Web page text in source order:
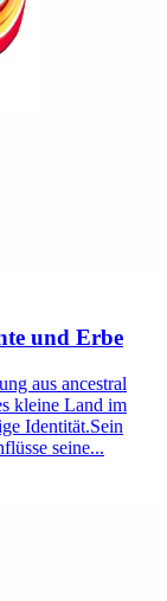
und Erbe
aus ancestral
kleine Land im
Identität.Sein
seine...